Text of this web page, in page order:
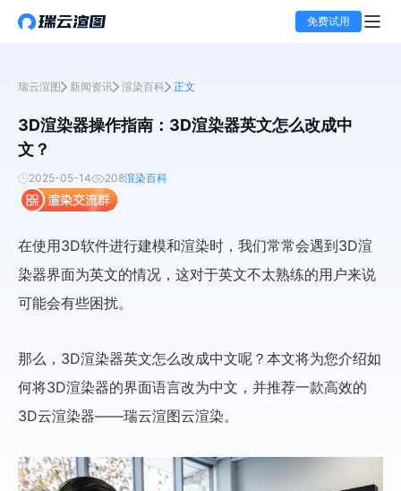
免费试用
瑞云渲图 新闻资讯 渲染百科 正文
3D渲染器操作指南：3D渲染器英文怎么改成中
文？
2025-05-14 208渲染百科
在使用3D软件进行建模和渲染时，我们常常会遇到3D渲
染器界面为英文的情况，这对于英文不太熟练的用户来说
可能会有些困扰。
那么，3D渲染器英文怎么改成中文呢？本文将为您介绍如
何将3D渲染器的界面语言改为中文，并推荐一款高效的
3D云渲染器——瑞云渲图云渲染。